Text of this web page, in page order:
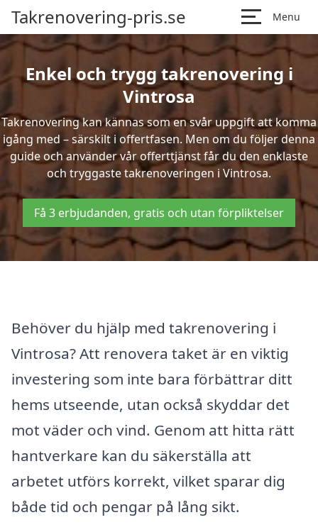
Takrenovering-pris.se Menu
Enkel och trygg takrenovering i
Vintrosa
Takrenovering kan kännas som en svår uppgift att komma
igång med – särskilt i offertfasen. Men om du följer denna
guide och använder vår offerttjänst får du den enklaste
och tryggaste takrenoveringen i Vintrosa.
Få 3 erbjudanden, gratis och utan förpliktelser
Behöver du hjälp med takrenovering i
Vintrosa? Att renovera taket är en viktig
investering som inte bara förbättrar ditt
hems utseende, utan också skyddar det
mot väder och vind. Genom att hitta rätt
hantverkare kan du säkerställa att
arbetet utförs korrekt, vilket sparar dig
både tid och pengar på lång sikt.